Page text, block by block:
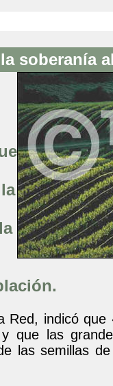
soberanía
Red, indicó que
que las
las semillas